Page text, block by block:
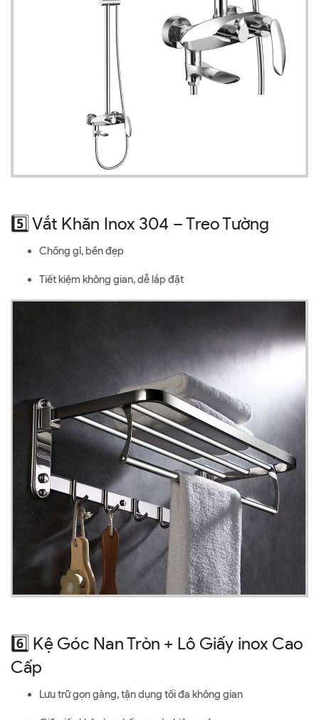
5️⃣ Vắt Khăn Inox 304 – Treo Tường
Chống gỉ, bền đẹp
Tiết kiệm không gian, dễ lắp đặt
6️⃣ Kệ Góc Nan Tròn + Lô Giấy inox Cao
Cấp
Lưu trữ gọn gàng, tận dụng tối đa không gian